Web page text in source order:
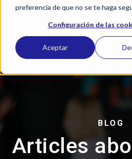
preferencia de que no se te haga
Configuración de las
Aceptar
BLOG
Articles